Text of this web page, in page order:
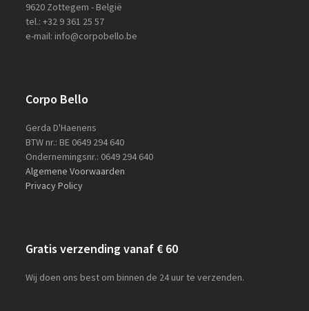
9620 Zottegem - België
tel.: +32 9 361 25 57
e-mail: info@corpobello.be
Corpo Bello
Gerda D'Haenens
BTW nr.: BE 0649 294 640
Ondernemingsnr.: 0649 294 640
Algemene Voorwaarden
Privacy Policy
Gratis verzending vanaf € 60
Wij doen ons best om binnen de 24 uur te verzenden.